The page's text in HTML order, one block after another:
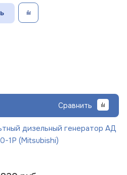
Сравнить
дизельный генератор АД
1Р (Mitsubishi)